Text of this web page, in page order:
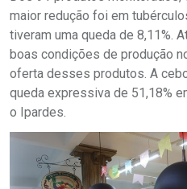
maior redução foi em
tiveram uma queda de 8,11%.
boas condições de produção
oferta desses produtos. A
queda expressiva de 51,18%
o Ipardes.